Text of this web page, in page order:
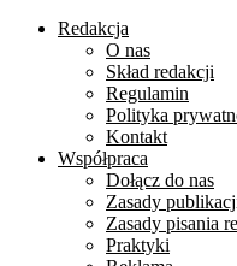
Redakcja
O nas
Skład redakcji
Regulamin
Polityka
Kontakt
Współpraca
Dołącz do nas
Zasady
Zasady pisania
Praktyki